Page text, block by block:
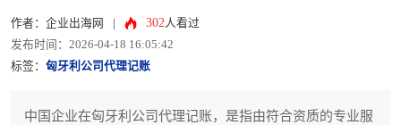
作者：企业出海网 302人看过
发布时间：2026-04-18 16:05:42
标签： 匈牙利公司代理记账
中国企业在匈牙利公司代理记账，是指由符合资质的专业服